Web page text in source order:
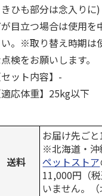
ひも部分は念入りに
が目立つ場合は使用
。※取り替え時期は
検をお願いします。
セット内容】-
適応体重】25kg以下
送料
お届け先ごと
※北海道・沖
ペットストア
11,000円（
いません。（